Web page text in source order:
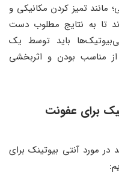
مانند تمیز کردن مکانیکی و
تا به نتایج مطلوب دست
باید توسط یک
مناسب بودن و اثربخشی
برای عفونت
در مورد آنتی بیوتینک برای